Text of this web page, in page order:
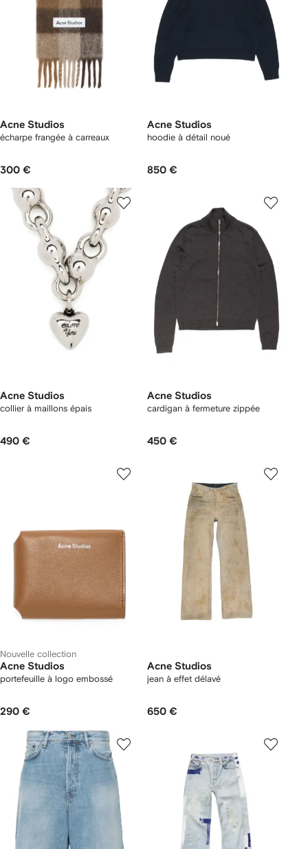
Acne Studios
écharpe frangée à carreaux
300 €
Acne Studios
hoodie à détail noué
850 €
Acne Studios
collier à maillons épais
490 €
Acne Studios
cardigan à fermeture zippée
450 €
Nouvelle collection
Acne Studios
portefeuille à logo embossé
290 €
Acne Studios
jean à effet délavé
650 €